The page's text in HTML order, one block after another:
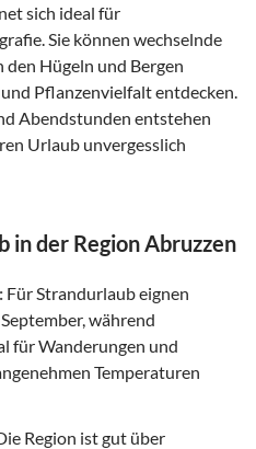
sich ideal für
Sie können wechselnde
Hügeln und Bergen
Pflanzenvielfalt entdecken.
Abendstunden entstehen
Urlaub unvergesslich
in der Region Abruzzen
Für Strandurlaub eignen
während
für Wanderungen und
Temperaturen
Region ist gut über